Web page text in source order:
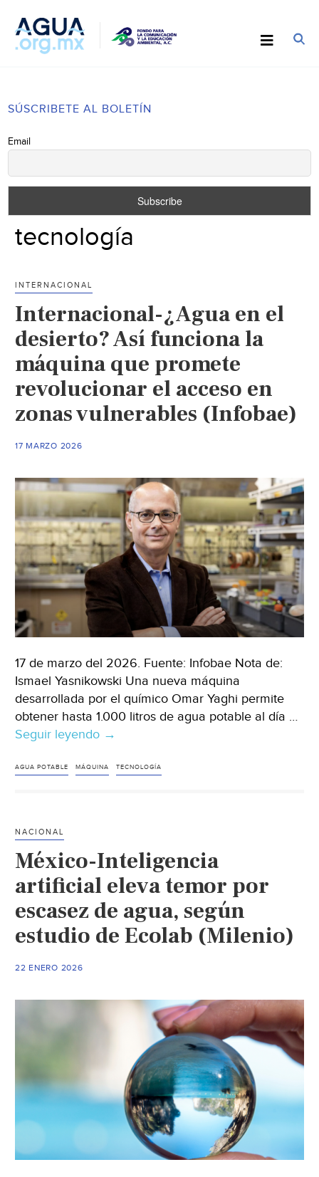
SÚSCRIBETE AL BOLETÍN
Email
tecnología
INTERNACIONAL
Internacional-¿Agua en el
desierto? Así funciona la
máquina que promete
revolucionar el acceso en
zonas vulnerables (Infobae)
17 MARZO 2026
17 de marzo del 2026. Fuente: Infobae Nota de:
Ismael Yasnikowski Una nueva máquina
desarrollada por el químico Omar Yaghi permite
obtener hasta 1.000 litros de agua potable al día …
Seguir leyendo Internacional-
en
la
máquina
que
promete
revolucionar
zonas
vulnerables
→
AGUA POTABLE MÁQUINA TECNOLOGÍA
NACIONAL
México-Inteligencia
artificial eleva temor por
escasez de agua, según
estudio de Ecolab (Milenio)
22 ENERO 2026